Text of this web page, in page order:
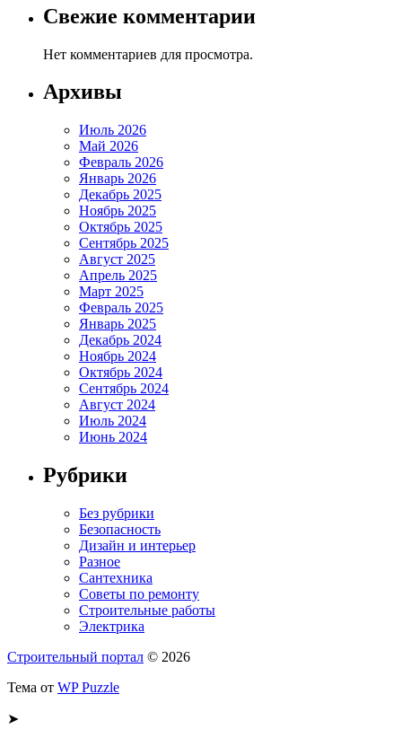
Свежие комментарии
Нет комментариев для просмотра.
Архивы
Июль 2026
Май 2026
Февраль 2026
Январь 2026
Декабрь 2025
Ноябрь 2025
Октябрь 2025
Сентябрь 2025
Август 2025
Апрель 2025
Март 2025
Февраль 2025
Январь 2025
Декабрь 2024
Ноябрь 2024
Октябрь 2024
Сентябрь 2024
Август 2024
Июль 2024
Июнь 2024
Рубрики
Без рубрики
Безопасность
Дизайн и интерьер
Разное
Сантехника
Советы по ремонту
Строительные работы
Электрика
Строительный портал © 2026
Тема от WP Puzzle
➤